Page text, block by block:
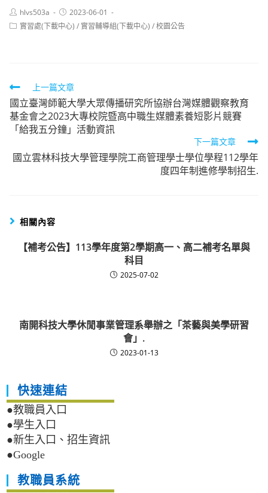
Post
author:
hlvs503a
Post
published:
2023-06-01
Post實習處(下載中心) / 實習輔導組(下載中心) /校園公告
Read
more
articles
上一篇文章
國立臺灣師範大學大眾傳播研究所協辦台灣媒體觀察教育
基金會之2023大專校院暨高中職生媒體素養短影片競賽
「給我五分鐘」活動資訊
下一篇文章
國立雲林科技大學管理學院工商管理學士學位學程112學年
度四年制進修學制招生.
相關內容
【補考公告】113學年度第2學期高一、高二補考名單與
科目
2025-07-02
南開科技大學休閒事業管理系舉辦之「茶藝與美學研習
會」.
2023-01-13
快速連結
●教職員入口
●學生入口
●新生入口、招生資訊
●Google
教職員系統